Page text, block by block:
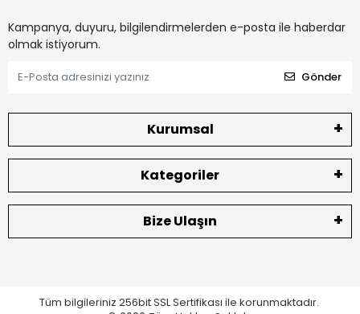
Kampanya, duyuru, bilgilendirmelerden e-posta ile haberdar
olmak istiyorum.
Gönder
Kurumsal
Kategoriler
Bize Ulaşın
Tüm bilgileriniz 256bit SSL Sertifikası ile korunmaktadır.